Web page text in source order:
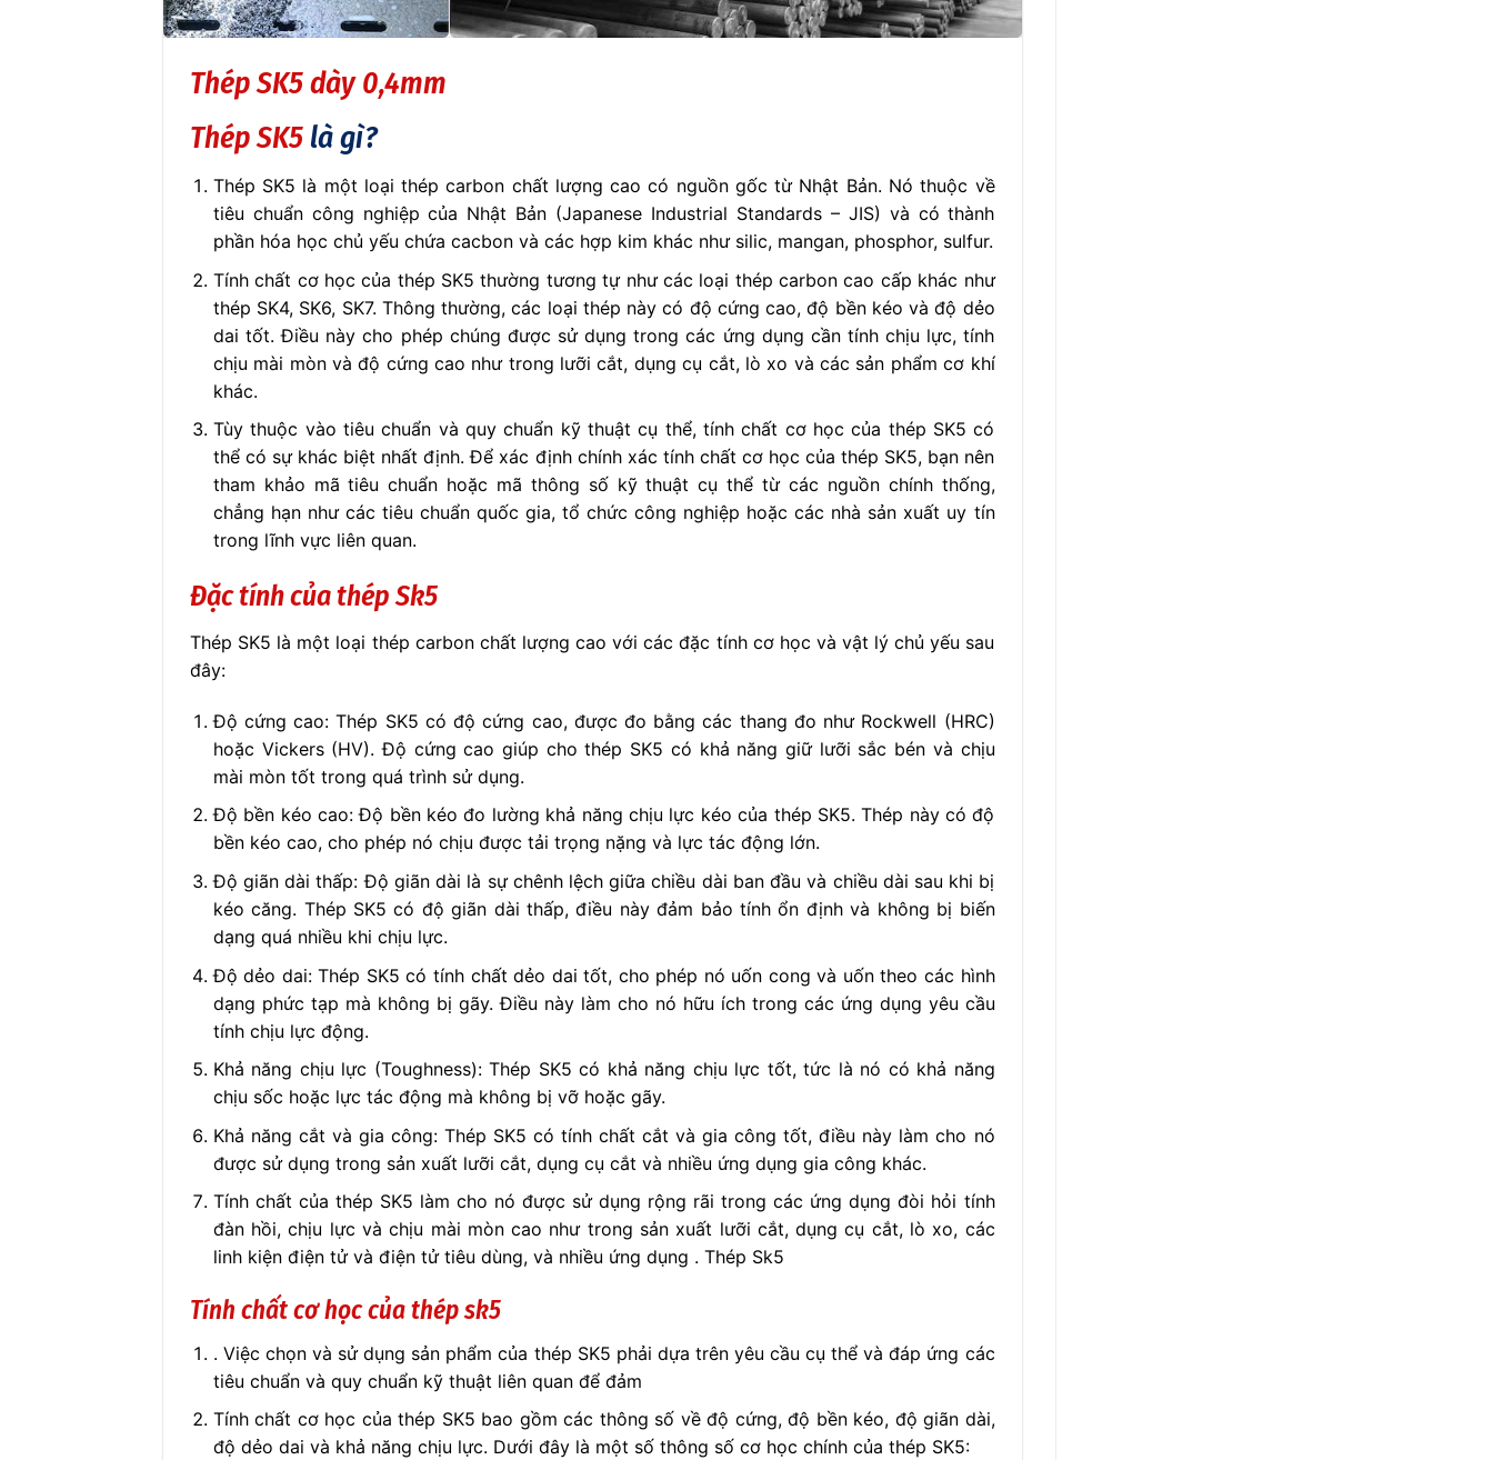
Thép SK5 dày 0,4mm
Thép SK5 là gì?
Thép SK5 là một loại thép carbon chất lượng cao có nguồn gốc từ Nhật Bản. Nó thuộc về
tiêu chuẩn công nghiệp của Nhật Bản (Japanese Industrial Standards – JIS) và có thành
phần hóa học chủ yếu chứa cacbon và các hợp kim khác như silic, mangan, phosphor, sulfur.
Tính chất cơ học của thép SK5 thường tương tự như các loại thép carbon cao cấp khác như
thép SK4, SK6, SK7. Thông thường, các loại thép này có độ cứng cao, độ bền kéo và độ dẻo
dai tốt. Điều này cho phép chúng được sử dụng trong các ứng dụng cần tính chịu lực, tính
chịu mài mòn và độ cứng cao như trong lưỡi cắt, dụng cụ cắt, lò xo và các sản phẩm cơ khí
khác.
Tùy thuộc vào tiêu chuẩn và quy chuẩn kỹ thuật cụ thể, tính chất cơ học của thép SK5 có
thể có sự khác biệt nhất định. Để xác định chính xác tính chất cơ học của thép SK5, bạn nên
tham khảo mã tiêu chuẩn hoặc mã thông số kỹ thuật cụ thể từ các nguồn chính thống,
chẳng hạn như các tiêu chuẩn quốc gia, tổ chức công nghiệp hoặc các nhà sản xuất uy tín
trong lĩnh vực liên quan.
Đặc tính của thép Sk5
Thép SK5 là một loại thép carbon chất lượng cao với các đặc tính cơ học và vật lý chủ yếu sau
đây:
Độ cứng cao: Thép SK5 có độ cứng cao, được đo bằng các thang đo như Rockwell (HRC)
hoặc Vickers (HV). Độ cứng cao giúp cho thép SK5 có khả năng giữ lưỡi sắc bén và chịu
mài mòn tốt trong quá trình sử dụng.
Độ bền kéo cao: Độ bền kéo đo lường khả năng chịu lực kéo của thép SK5. Thép này có độ
bền kéo cao, cho phép nó chịu được tải trọng nặng và lực tác động lớn.
Độ giãn dài thấp: Độ giãn dài là sự chênh lệch giữa chiều dài ban đầu và chiều dài sau khi bị
kéo căng. Thép SK5 có độ giãn dài thấp, điều này đảm bảo tính ổn định và không bị biến
dạng quá nhiều khi chịu lực.
Độ dẻo dai: Thép SK5 có tính chất dẻo dai tốt, cho phép nó uốn cong và uốn theo các hình
dạng phức tạp mà không bị gãy. Điều này làm cho nó hữu ích trong các ứng dụng yêu cầu
tính chịu lực động.
Khả năng chịu lực (Toughness): Thép SK5 có khả năng chịu lực tốt, tức là nó có khả năng
chịu sốc hoặc lực tác động mà không bị vỡ hoặc gãy.
Khả năng cắt và gia công: Thép SK5 có tính chất cắt và gia công tốt, điều này làm cho nó
được sử dụng trong sản xuất lưỡi cắt, dụng cụ cắt và nhiều ứng dụng gia công khác.
Tính chất của thép SK5 làm cho nó được sử dụng rộng rãi trong các ứng dụng đòi hỏi tính
đàn hồi, chịu lực và chịu mài mòn cao như trong sản xuất lưỡi cắt, dụng cụ cắt, lò xo, các
linh kiện điện tử và điện tử tiêu dùng, và nhiều ứng dụng . Thép Sk5
Tính chất cơ học của thép sk5
. Việc chọn và sử dụng sản phẩm của thép SK5 phải dựa trên yêu cầu cụ thể và đáp ứng các
tiêu chuẩn và quy chuẩn kỹ thuật liên quan để đảm
Tính chất cơ học của thép SK5 bao gồm các thông số về độ cứng, độ bền kéo, độ giãn dài,
độ dẻo dai và khả năng chịu lực. Dưới đây là một số thông số cơ học chính của thép SK5: